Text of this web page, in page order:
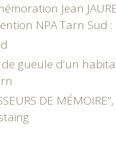
Jean
NPA Tarn Sud :
gueule d’un
DE